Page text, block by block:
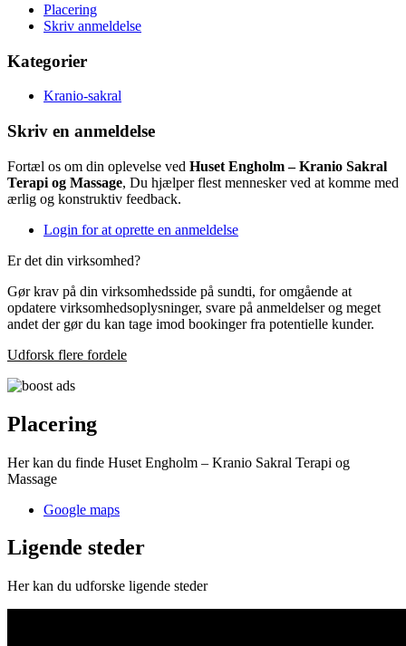
Placering
Skriv anmeldelse
Kategorier
Kranio-sakral
Skriv en anmeldelse
Fortæl os om din oplevelse ved Huset Engholm – Kranio Sakral
Terapi og Massage, Du hjælper flest mennesker ved at komme med
ærlig og konstruktiv feedback.
Login for at oprette en anmeldelse
Er det din virksomhed?
Gør krav på din virksomhedsside på sundti, for omgående at
opdatere virksomhedsoplysninger, svare på anmeldelser og meget
andet der gør du kan tage imod bookinger fra potentielle kunder.
Udforsk flere fordele
Placering
Her kan du finde Huset Engholm – Kranio Sakral Terapi og
Massage
Google maps
Ligende steder
Her kan du udforske ligende steder